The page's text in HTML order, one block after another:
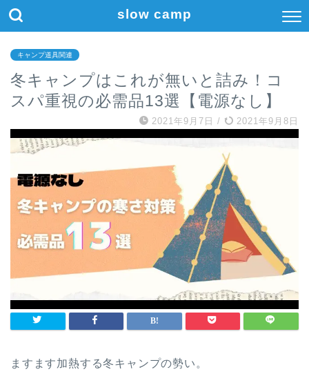
slow camp
キャンプ道具関連
冬キャンプはこれが無いと詰み！コ
スパ重視の必需品13選【電源なし】
2021年9月7日 / 2021年9月8日
ますます加熱する冬キャンプの勢い。